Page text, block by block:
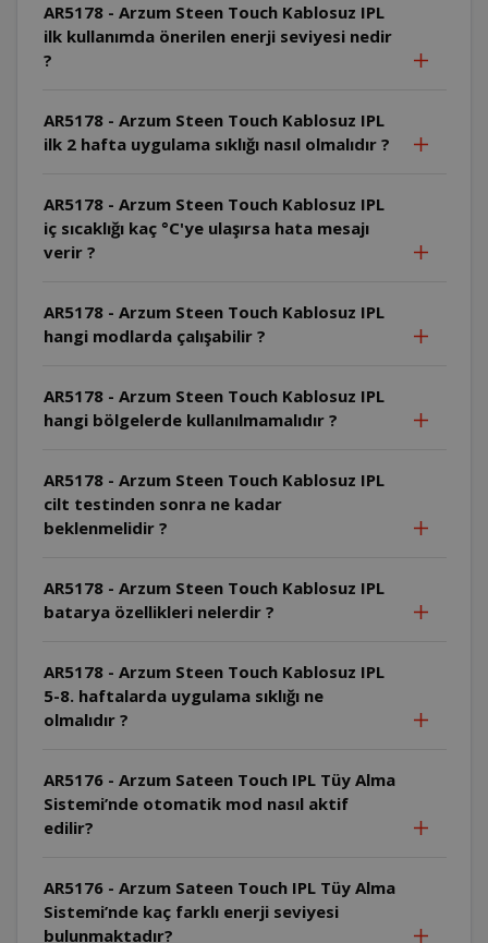
AR5178 - Arzum Steen Touch Kablosuz IPL
ilk kullanımda önerilen enerji seviyesi nedir
?
AR5178 - Arzum Steen Touch Kablosuz IPL
ilk 2 hafta uygulama sıklığı nasıl olmalıdır ?
AR5178 - Arzum Steen Touch Kablosuz IPL
iç sıcaklığı kaç °C'ye ulaşırsa hata mesajı
verir ?
AR5178 - Arzum Steen Touch Kablosuz IPL
hangi modlarda çalışabilir ?
AR5178 - Arzum Steen Touch Kablosuz IPL
hangi bölgelerde kullanılmamalıdır ?
AR5178 - Arzum Steen Touch Kablosuz IPL
cilt testinden sonra ne kadar
beklenmelidir ?
AR5178 - Arzum Steen Touch Kablosuz IPL
batarya özellikleri nelerdir ?
AR5178 - Arzum Steen Touch Kablosuz IPL
5-8. haftalarda uygulama sıklığı ne
olmalıdır ?
AR5176 - Arzum Sateen Touch IPL Tüy Alma
Sistemi’nde otomatik mod nasıl aktif
edilir?
AR5176 - Arzum Sateen Touch IPL Tüy Alma
Sistemi’nde kaç farklı enerji seviyesi
bulunmaktadır?